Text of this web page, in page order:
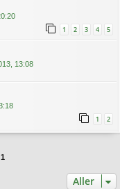
1 2 3 4 5
13:08
1 2
1
Aller